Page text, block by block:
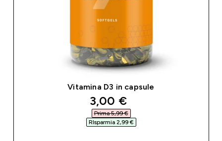
Vitamina D3 in capsule
discounted price
3,00 €‎
Prima 5,99 €‎
RIsparmia 2,99 €‎